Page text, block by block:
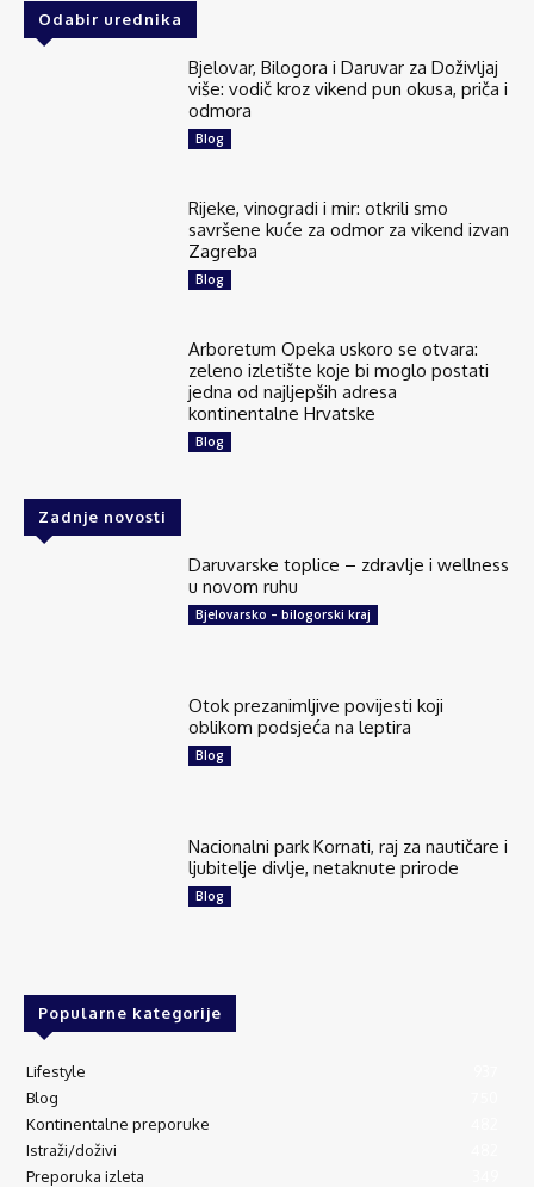
Odabir urednika
Bjelovar, Bilogora i Daruvar za Doživljaj
više: vodič kroz vikend pun okusa, priča i
odmora
Blog
Rijeke, vinogradi i mir: otkrili smo
savršene kuće za odmor za vikend izvan
Zagreba
Blog
Arboretum Opeka uskoro se otvara:
zeleno izletište koje bi moglo postati
jedna od najljepših adresa
kontinentalne Hrvatske
Blog
Zadnje novosti
Daruvarske toplice – zdravlje i wellness
u novom ruhu
Bjelovarsko – bilogorski kraj
Otok prezanimljive povijesti koji
oblikom podsjeća na leptira
Blog
Nacionalni park Kornati, raj za nautičare i
ljubitelje divlje, netaknute prirode
Blog
Popularne kategorije
Lifestyle
Blog
Kontinentalne preporuke
Istraži/doživi
Preporuka izleta